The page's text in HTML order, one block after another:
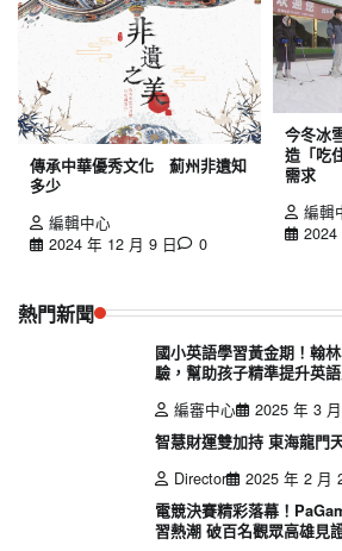
傳承中華優秀文化 薊州非遺知
多少
編輯中心
2024 年 12 月 9 日
0
今冬冰
造「吃
需求
編輯
2024
熱門新聞
國小英語學習黃金期！翰
驗，幫助孩子精準提升英
編審中心
2025 年 3
智慧財運雙加持 東海龍門
Director
2025 年 2 月
電競決賽精彩落幕！
習熱潮 破百名觀眾高雄見